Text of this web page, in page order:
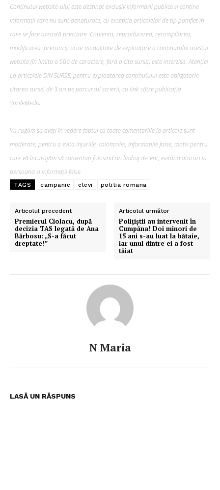
Conținutul website-ului este destinat exclusiv informării publice și conține
informații care nu sunt denaturate, cu excepția articolelor de tip pamflet în
care se face această precizare. Copierea, reproducerea, recompilarea,
modificarea, precum şi orice modalitate de exploatare a conținutului acestui
website (în limita a 500 de caractere, fără a cita sursa) este interzisă. Atenție!
La articolele DIN SURSE, pentru exploatarea conținutului este obligatorie
citarea sursei de 3 ori pe parcursul scrierii, cu link către publicația
ȘtirileMedia.
Vă rugăm să aveți în vedere faptul că toate comentariile la articole sunt
moderate, pentru a evita injuriile, calomniile, informațiile false, motiv pentru
care vă încurajăm să comentați folosind un limbaj decent, evitând atacuri la
persoană și informații false.
TAGS campanie elevi politia romana
Articolul precedent
Premierul Ciolacu, după
decizia TAS legată de Ana
Bărbosu: „S-a făcut
dreptate!”
Articolul următor
Polițiștii au intervenit în
Cumpăna! Doi minori de
15 ani s-au luat la bătaie,
iar unul dintre ei a fost
tăiat
N Maria
LASĂ UN RĂSPUNS